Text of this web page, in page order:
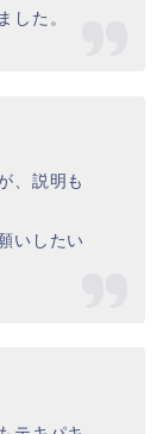
した。
、説明も
いしたい